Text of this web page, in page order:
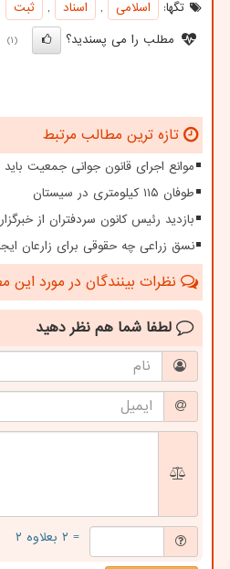
تگها:
اسلامی , اسناد , ثبت
مطلب را می پسندید؟
(1)
تازه ترین مطالب مرتبط
موانع اجرای قانون جوانی جمعیت
طوفان ۱۱۵ کیلومتری در سیستان
بازدید رئیس کانون سردفتران از
نسق زراعی چه حقوقی برای زارعان
نظرات بینندگان در مورد این
لطفا شما هم نظر دهید
= ۲ بعلاوه ۲